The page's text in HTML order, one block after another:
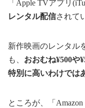
「Apple TVアプリ
レンタル配信されて
新作映画のレンタル
も、 おおむね¥500や
特別に高いわけでは
ところが、「Amazon